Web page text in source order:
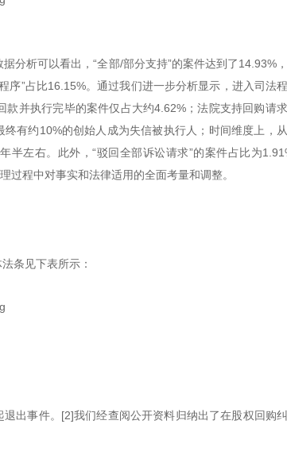
分析可以看出，“全部/部分支持”的案件达到了14.93%
”占比16.15%。通过我们进一步分析显示，进入司法
并执行完毕的案件仅占大约4.62%；法院支持回购请
有约10%的创始人成为失信被执行人；时间维度上，
左右。此外，“驳回全部诉讼请求”的案件占比为
过程中对事实和法律适用的全面考量和调整。
条见下表所示：
出事件。[2]我们经查阅公开资料归纳出了在股权回购